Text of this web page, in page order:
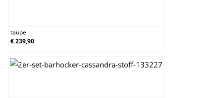
taupe
€ 239,90